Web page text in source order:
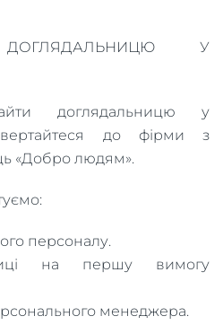
У
доглядальницю у
до фірми з
«Добро людям».
персоналу.
на першу вимогу
менеджера.